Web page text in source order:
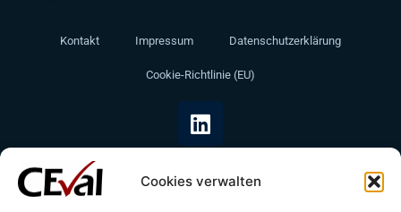
Cookies verwalten
Kontakt Impressum Datenschutzerklärung
Cookie-Richtlinie (EU)